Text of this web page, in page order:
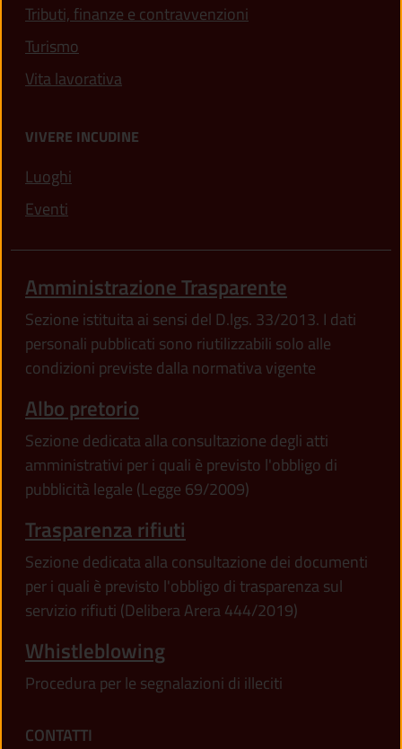
Tributi, finanze e contravvenzioni
Turismo
Vita lavorativa
VIVERE INCUDINE
Luoghi
Eventi
Amministrazione Trasparente
Sezione istituita ai sensi del D.lgs. 33/2013. I dati
personali pubblicati sono riutilizzabili solo alle
condizioni previste dalla normativa vigente
Albo pretorio
Sezione dedicata alla consultazione degli atti
amministrativi per i quali è previsto l'obbligo di
pubblicità legale (Legge 69/2009)
Trasparenza rifiuti
Sezione dedicata alla consultazione dei documenti
per i quali è previsto l'obbligo di trasparenza sul
servizio rifiuti (Delibera Arera 444/2019)
Whistleblowing
Procedura per le segnalazioni di illeciti
CONTATTI